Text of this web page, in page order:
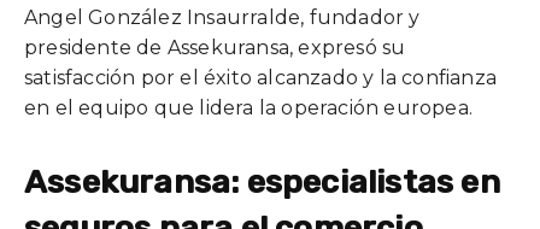
Angel González Insaurralde, fundador y
presidente de Assekuransa, expresó su
satisfacción por el éxito alcanzado y la confianza
en el equipo que lidera la operación europea.
Assekuransa: especialistas en